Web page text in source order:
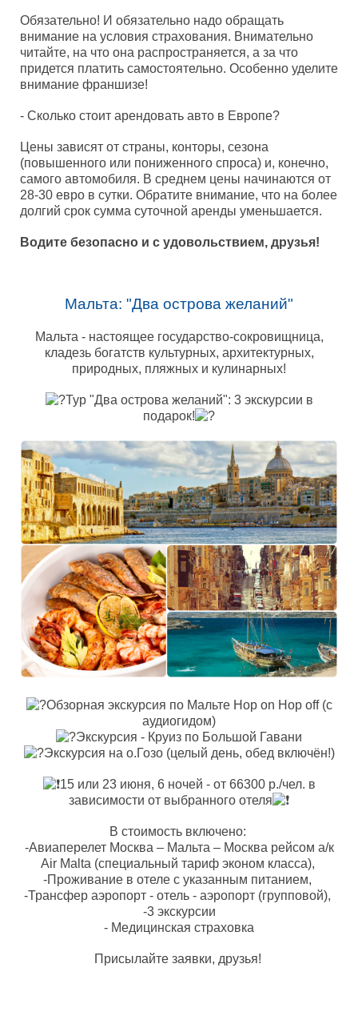
Обязательно! И обязательно надо обращать
внимание на условия страхования. Внимательно
читайте, на что она распространяется, а за что
придется платить самостоятельно. Особенно уделите
внимание франшизе!
- Сколько стоит арендовать авто в Европе?
Цены зависят от страны, конторы, сезона
(повышенного или пониженного спроса) и, конечно,
самого автомобиля. В среднем цены начинаются от
28-30 евро в сутки. Обратите внимание, что на более
долгий срок сумма суточной аренды уменьшается.
Водите безопасно и с удовольствием, друзья!
Мальта: "Два острова желаний"
Мальта - настоящее государство-сокровищница,
кладезь богатств культурных, архитектурных,
природных, пляжных и кулинарных!
Тур "Два острова желаний": 3 экскурсии в
подарок!
Обзорная экскурсия по Мальте Hop on Hop off (с
аудиогидом)
Экскурсия - Круиз по Большой Гавани
Экскурсия на о.Гозо (целый день, обед включён!)
15 или 23 июня, 6 ночей - от 66300 р./чел. в
зависимости от выбранного отеля
В стоимость включено:
-Авиаперелет Москва – Мальта – Москва рейсом а/к
Air Malta (специальный тариф эконом класса),
-Проживание в отеле с указанным питанием,
-Трансфер аэропорт - отель - аэропорт (групповой),
-3 экскурсии
- Медицинская страховка
Присылайте заявки, друзья!